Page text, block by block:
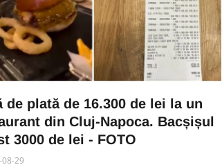
de plată de 16.300 de lei la un
din Cluj-Napoca. Bacșișul
3000 de lei - FOTO
29